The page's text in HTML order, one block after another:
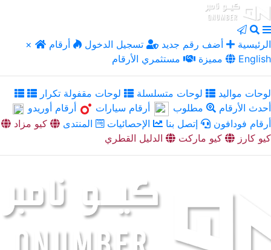
× الرئيسية أضف رقم جديد تسجيل الدخول
أرقام
مميزة
مستثمري الأرقام English
لوحات مواليد لوحات متسلسلة
لوحات مقفولة تكرار
أحدث الأرقام
مطلوب أرقام سيارات
أرقام أوريدو
أرقام فودافون
إتصل بنا الإحصائيات المنتدى
كيو مزاد
كيو كارز
كيو ماركت الدليل القطري